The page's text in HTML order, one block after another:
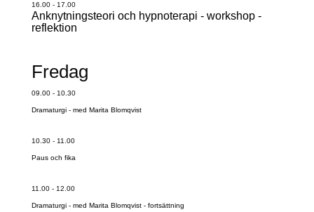
16.00 - 17.00
Anknytningsteori och hypnoterapi - workshop -
reflektion
Fredag
09.00 - 10.30
Dramaturgi - med Marita Blomqvist
10.30 - 11.00
Paus och fika
11.00 - 12.00
Dramaturgi - med Marita Blomqvist - fortsättning